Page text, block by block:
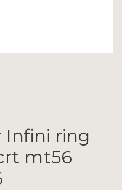
Infini ring
mt56